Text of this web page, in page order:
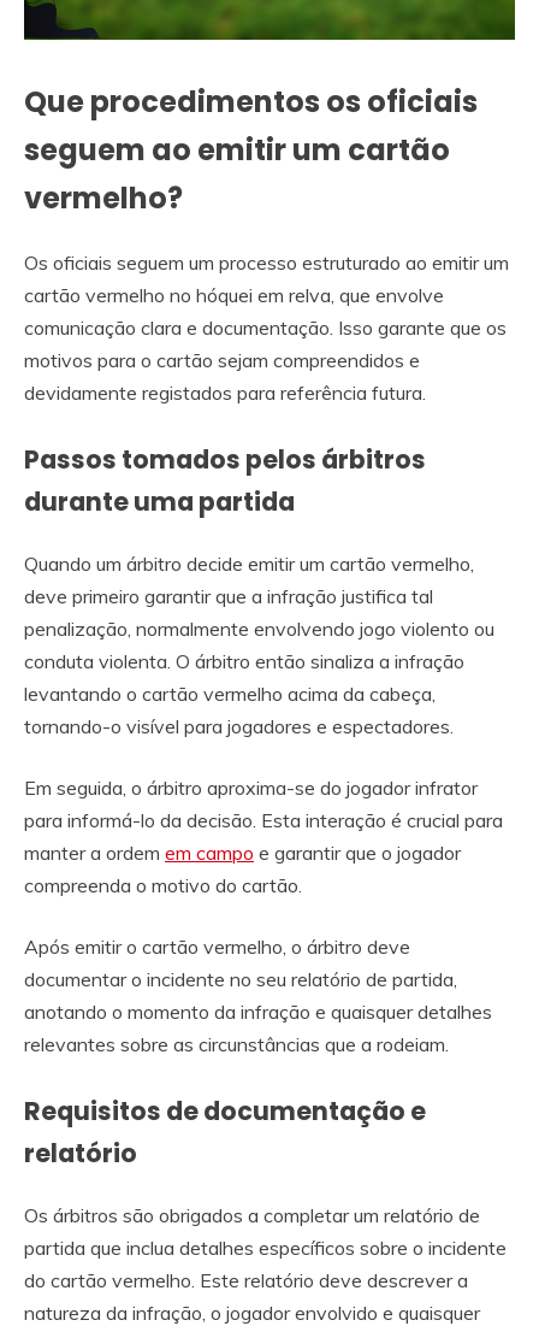
Que procedimentos os oficiais
seguem ao emitir um cartão
vermelho?
Os oficiais seguem um processo estruturado ao emitir um
cartão vermelho no hóquei em relva, que envolve
comunicação clara e documentação. Isso garante que os
motivos para o cartão sejam compreendidos e
devidamente registados para referência futura.
Passos tomados pelos árbitros
durante uma partida
Quando um árbitro decide emitir um cartão vermelho,
deve primeiro garantir que a infração justifica tal
penalização, normalmente envolvendo jogo violento ou
conduta violenta. O árbitro então sinaliza a infração
levantando o cartão vermelho acima da cabeça,
tornando-o visível para jogadores e espectadores.
Em seguida, o árbitro aproxima-se do jogador infrator
para informá-lo da decisão. Esta interação é crucial para
manter a ordem em campo e garantir que o jogador
compreenda o motivo do cartão.
Após emitir o cartão vermelho, o árbitro deve
documentar o incidente no seu relatório de partida,
anotando o momento da infração e quaisquer detalhes
relevantes sobre as circunstâncias que a rodeiam.
Requisitos de documentação e
relatório
Os árbitros são obrigados a completar um relatório de
partida que inclua detalhes específicos sobre o incidente
do cartão vermelho. Este relatório deve descrever a
natureza da infração, o jogador envolvido e quaisquer